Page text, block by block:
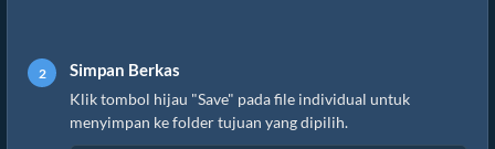
Simpan Berkas
Klik tombol hijau "Save" pada file individual untuk
menyimpan ke folder tujuan yang dipilih.